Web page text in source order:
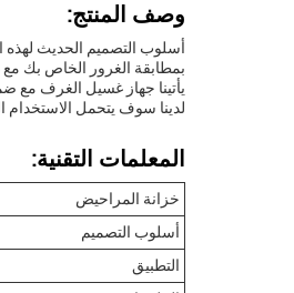
وصف المنتج:
أسلوب التصميم الحديث لهذه
بمطابقة الغرور الخاص بك
يأتينا جهاز غسيل الغرف مع
لدينا سوف يتحمل الاستخدام
المعلمات التقنية:
خزانة المراحيض
أسلوب التصميم
التطبيق